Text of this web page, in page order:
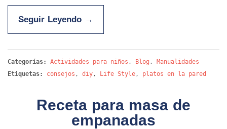
Seguir Leyendo →
Categorías: Actividades para niños , Blog , Manualidades
Etiquetas:
consejos , diy , Life Style , platos en la pared
Receta para masa de
empanadas